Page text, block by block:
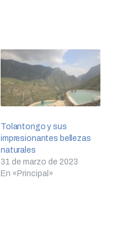
Tolantongo y sus
impresionantes bellezas
naturales
31 de marzo de 2023
En «Principal»